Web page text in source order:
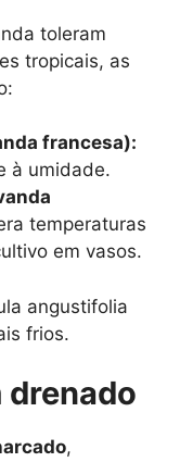
toleram
tropicais, as
francesa):
à umidade.
temperaturas
em vasos.
angustifolia
frios.
drenado
,